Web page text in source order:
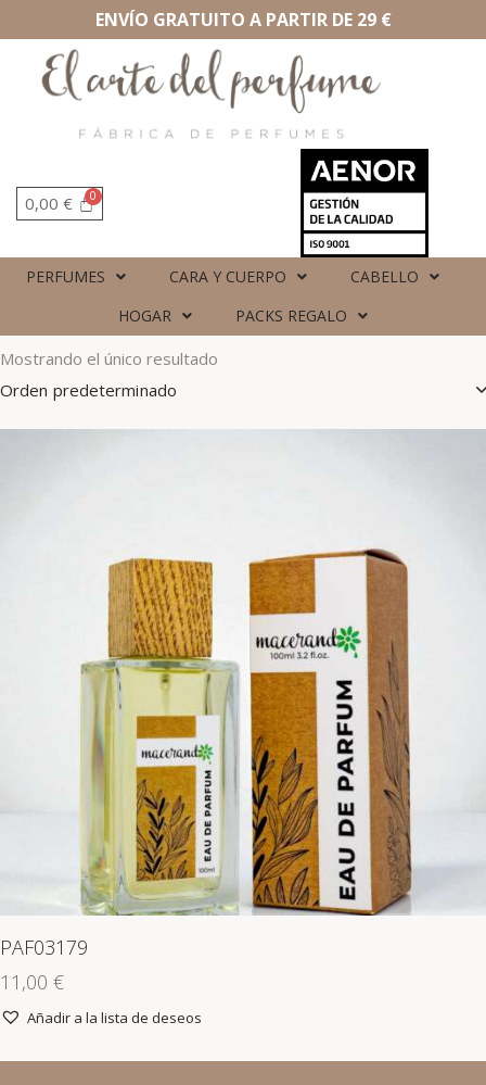
ENVÍO GRATUITO A PARTIR DE 29 €
0,00 €
PERFUMES CARA Y CUERPO
CABELLO
HOGAR
PACKS REGALO
Mostrando el único resultado
PAF03179
11,00 €
Añadir a la lista de deseos